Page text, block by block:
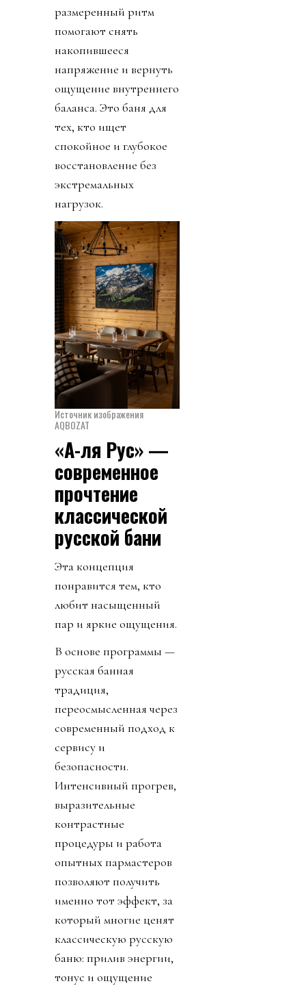
размеренный ритм
помогают снять
накопившееся
напряжение и вернуть
ощущение внутреннего
баланса. Это баня для
тех, кто ищет
спокойное и глубокое
восстановление без
экстремальных
нагрузок.
Источник изображения
AQBOZAT
«А-ля Рус» —
современное
прочтение
классической
русской бани
Эта концепция
понравится тем, кто
любит насыщенный
пар и яркие ощущения.
В основе программы —
русская банная
традиция,
переосмысленная через
современный подход к
сервису и
безопасности.
Интенсивный прогрев,
выразительные
контрастные
процедуры и работа
опытных пармастеров
позволяют получить
именно тот эффект, за
который многие ценят
классическую русскую
баню: прилив энергии,
тонус и ощущение